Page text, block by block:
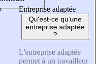
Entreprise adaptée
Qu'est-ce qu'une
entreprise adaptée
?
L'entreprise adaptée
permet à un travailleur